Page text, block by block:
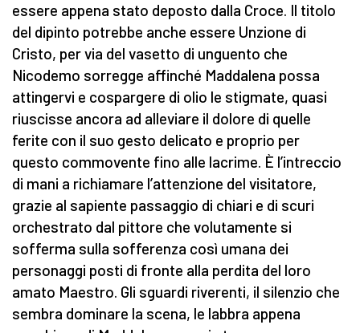
essere appena stato deposto dalla Croce. Il titolo
del dipinto potrebbe anche essere Unzione di
Cristo, per via del vasetto di unguento che
Nicodemo sorregge affinché Maddalena possa
attingervi e cospargere di olio le stigmate, quasi
riuscisse ancora ad alleviare il dolore di quelle
ferite con il suo gesto delicato e proprio per
questo commovente fino alle lacrime. È l’intreccio
di mani a richiamare l’attenzione del visitatore,
grazie al sapiente passaggio di chiari e di scuri
orchestrato dal pittore che volutamente si
sofferma sulla sofferenza così umana dei
personaggi posti di fronte alla perdita del loro
amato Maestro. Gli sguardi riverenti, il silenzio che
sembra dominare la scena, le labbra appena